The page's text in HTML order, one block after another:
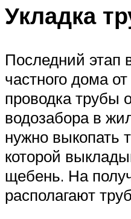
Укладка
Последний этап
частного дома
проводка трубы
водозабора в
нужно выкопать
которой
щебень. На
располагают